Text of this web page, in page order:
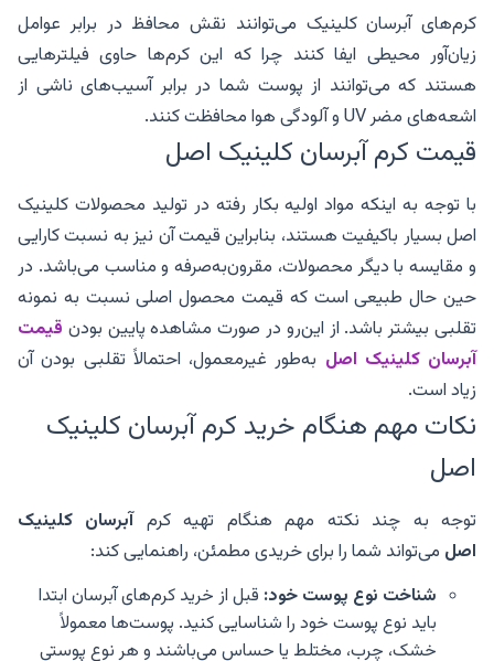
کرم‌های آبرسان کلینیک می‌توانند نقش محافظ در برابر عوامل
زیان‌آور محیطی ایفا کنند چرا که این کرم‌ها حاوی فیلترهایی
هستند که می‌توانند از پوست شما در برابر آسیب‌های ناشی از
اشعه‌های مضر UV و آلودگی هوا محافظت کنند.
قیمت کرم آبرسان کلینیک اصل
با توجه به اینکه مواد اولیه بکار رفته در تولید محصولات کلینیک
اصل بسیار باکیفیت هستند، بنابراین قیمت آن نیز به نسبت کارایی
و مقایسه با دیگر محصولات، مقرون‌به‌صرفه و مناسب می‌باشد. در
حین حال طبیعی است که قیمت محصول اصلی نسبت به نمونه
تقلبی بیشتر باشد. از این‌رو در صورت مشاهده پایین بودن قیمت
آبرسان کلینیک اصل به‌طور غیرمعمول، احتمالاً تقلبی بودن آن
زیاد است.
نکات مهم هنگام خرید کرم آبرسان کلینیک
اصل
توجه به چند نکته مهم هنگام تهیه کرمآبرسان کلینیک
اصل می‌تواند شما را برای خریدی مطمئن، راهنمایی کند:
شناخت نوع پوست خود: قبل از خرید کرم‌های آبرسان ابتدا
باید نوع پوست خود را شناسایی کنید. پوست‌ها معمولاً
خشک، چرب، مختلط یا حساس می‌باشند و هر نوع پوستی